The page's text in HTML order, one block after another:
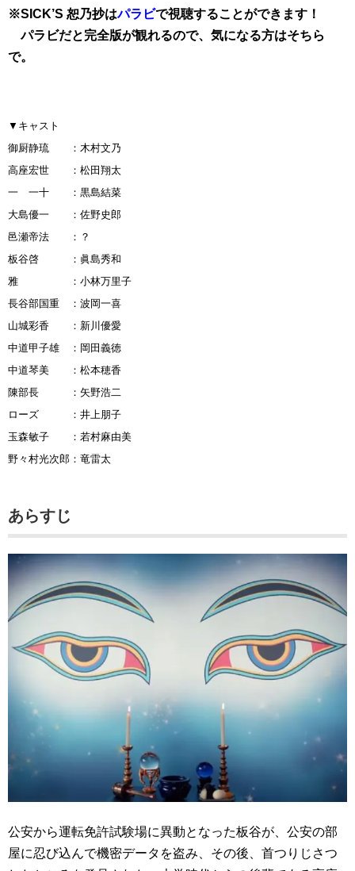
※SICK’S 恕乃抄はパラビで視聴することができます！
パラビだと完全版が観れるので、気になる方はそちら
で。
▼キャスト
御厨静琉 ：木村文乃
高座宏世 ：松田翔太
一 一十 ：黒島結菜
大島優一 ：佐野史郎
邑瀬帝法 ：？
板谷啓 ：眞島秀和
雅 ：小林万里子
長谷部国重 ：波岡一喜
山城彩香 ：新川優愛
中道甲子雄 ：岡田義徳
中道琴美 ：松本穂香
陳部長 ：矢野浩二
ローズ ：井上朋子
玉森敏子 ：若村麻由美
野々村光次郎：竜雷太
あらすじ
公安から運転免許試験場に異動となった板谷が、公安の部
屋に忍び込んで機密データを盗み、その後、首つりじさつ